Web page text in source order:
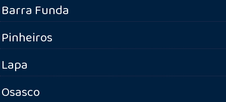
Barra Funda
Pinheiros
Lapa
Osasco